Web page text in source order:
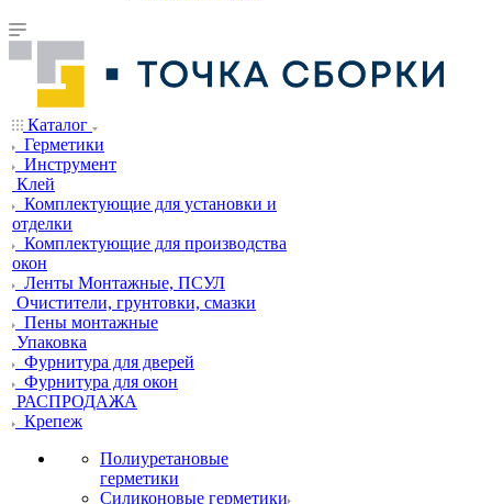
Каталог
Герметики
Инструмент
Клей
Комплектующие для установки и
отделки
Комплектующие для производства
окон
Ленты Монтажные, ПСУЛ
Очистители, грунтовки, смазки
Пены монтажные
Упаковка
Фурнитура для дверей
Фурнитура для окон
РАСПРОДАЖА
Крепеж
Полиуретановые
герметики
Силиконовые герметики